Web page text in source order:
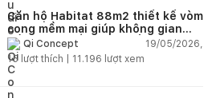
Căn hộ Habitat 88m2 thiết kế vòm
cong mềm mại giúp không gian
sống hiện đại trở nên ấm áp hơn
Qi Concept
19/05/2026,
15 lượt thích | 11.196 lượt xem